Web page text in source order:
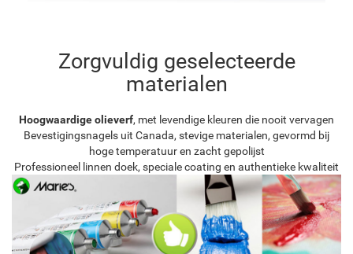
Zorgvuldig geselecteerde
materialen
Hoogwaardige olieverf, met levendige kleuren die nooit vervagen
Bevestigingsnagels uit Canada, stevige materialen, gevormd bij
hoge temperatuur en zacht gepolijst
Professioneel linnen doek, speciale coating en authentieke kwaliteit